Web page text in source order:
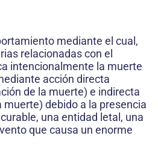
mediante el cual,
relacionadas con el
intencionalmente la muerte
acción directa
de la muerte) e indirecta
debido a la presencia
una entidad letal, una
que causa un enorme